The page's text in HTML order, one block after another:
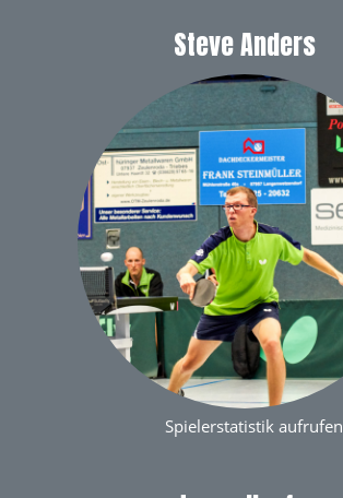
Steve Anders
Spielerstatistik aufrufen